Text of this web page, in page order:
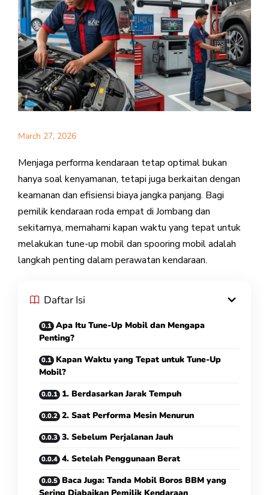
March 27, 2026
Menjaga performa kendaraan tetap optimal bukan
hanya soal kenyamanan, tetapi juga berkaitan dengan
keamanan dan efisiensi biaya jangka panjang. Bagi
pemilik kendaraan roda empat di Jombang dan
sekitarnya, memahami kapan waktu yang tepat untuk
melakukan tune-up mobil dan spooring mobil adalah
langkah penting dalam perawatan kendaraan.
Daftar Isi
Apa Itu Tune-Up Mobil dan Mengapa
Penting?
Kapan Waktu yang Tepat untuk Tune-Up
Mobil?
1. Berdasarkan Jarak Tempuh
2. Saat Performa Mesin Menurun
3. Sebelum Perjalanan Jauh
4. Setelah Penggunaan Berat
Baca Juga: Tanda Mobil Boros BBM yang